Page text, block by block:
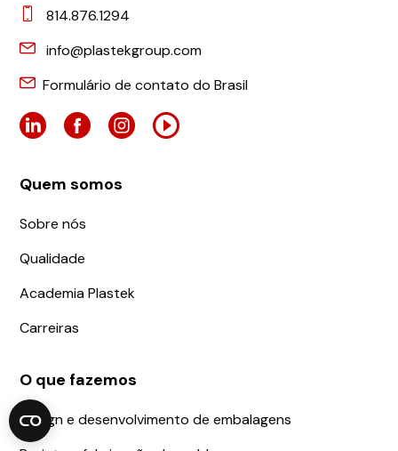
814.876.1294
info@plastekgroup.com
Formulário de contato do Brasil
Quem somos
Sobre nós
Qualidade
Academia Plastek
Carreiras
O que fazemos
Design e desenvolvimento de embalagens